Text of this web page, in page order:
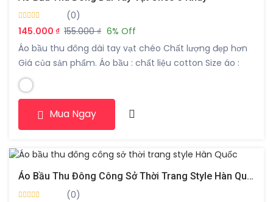
(0)
145.000 ₫ 155.000 ₫ 6% Off
Áo bầu thu đông dài tay vạt chéo Chất lượng đẹp hơn
Giá của sản phẩm. Áo bầu : chất liệu cotton Size áo :
freesz 40-75kg Màu sắc: hồng, đen – Phối hợp vs chân
váy or quần legging dài thì quá CHUẨN VÀ ĐẸP
Mua Ngay
Áo Bầu Thu Đông Công Sở Thời Trang Style Hàn Quốc
(0)